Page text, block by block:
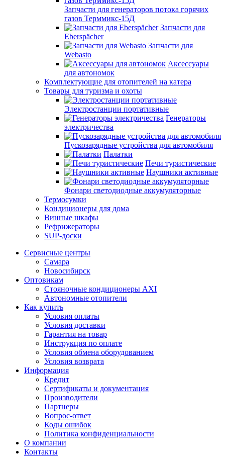
Запчасти для генераторов потока горячих
газов Терммикс-15Д
Запчасти для
Eberspächer
Запчасти для
Webasto
Аксессуары
для автономок
Комплектующие для отопителей на катера
Товары для туризма и охоты
Электростанции портативные
Генераторы
электричества
Пускозарядные устройства для автомобиля
Палатки
Печи туристические
Наушники активные
Фонари светодиодные аккумуляторные
Термосумки
Кондиционеры для дома
Винные шкафы
Рефрижераторы
SUP-доски
Сервисные центры
Самара
Новосибирск
Оптовикам
Стояночные кондиционеры AXI
Автономные отопители
Как купить
Условия оплаты
Условия доставки
Гарантия на товар
Инструкция по оплате
Условия обмена оборудованием
Условия возврата
Информация
Кредит
Сертификаты и документация
Производители
Партнеры
Вопрос-ответ
Коды ошибок
Политика конфиденциальности
О компании
Контакты